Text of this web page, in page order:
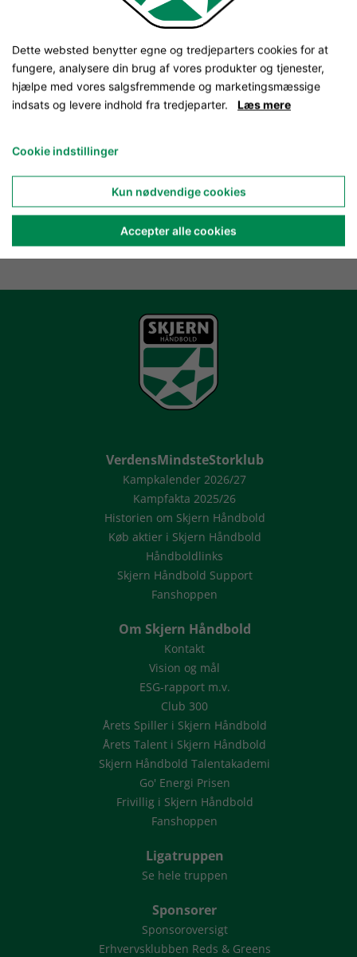
VerdensMindsteStorklub
Kampkalender 2026/27
Kampfakta 2025/26
Historien om Skjern Håndbold
Køb aktier i Skjern Håndbold
Håndboldlinks
Skjern Håndbold Support
Fanshoppen
Om Skjern Håndbold
Kontakt
Vision og mål
ESG-rapport m.v.
Club 300
Årets Spiller i Skjern Håndbold
Årets Talent i Skjern Håndbold
Skjern Håndbold Talentakademi
Go' Energi Prisen
Frivillig i Skjern Håndbold
Fanshoppen
Ligatruppen
Se hele truppen
Sponsorer
Sponsoroversigt
Erhvervsklubben Reds & Greens
Dette websted benytter egne og tredjeparters cookies for at
fungere, analysere din brug af vores produkter og tjenester,
hjælpe med vores salgsfremmende og marketingsmæssige
indsats og levere indhold fra tredjeparter. Læs mere
Cookie indstillinger
Kun nødvendige cookies
Accepter alle cookies